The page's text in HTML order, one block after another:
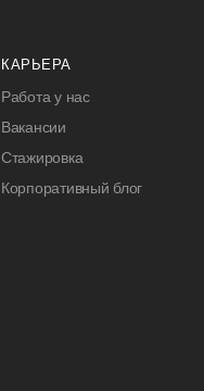
КАРЬЕРА
Работа у нас
Вакансии
Стажировка
Корпоративный блог